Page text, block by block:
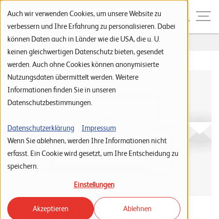
Auch wir verwenden Cookies, um unsere Website zu
verbessern und Ihre Erfahrung zu personalisieren. Dabei
können Daten auch in Länder wie die USA, die u. U.
keinen gleichwertigen Datenschutz bieten, gesendet
werden. Auch ohne Cookies können anonymisierte
Nutzungsdaten übermittelt werden. Weitere
Informationen finden Sie in unseren
Datenschutzbestimmungen.
Datenschutzerklärung
Impressum
Wenn Sie ablehnen, werden Ihre Informationen nicht
erfasst. Ein Cookie wird gesetzt, um Ihre Entscheidung zu
speichern.
Einstellungen
Akzeptieren Ablehnen
Zur Navigation
Zur Suche
Zum Inhalt
Menu
S
t
a
e
i
P
Home ... E-Mail
E-Mail Sicherheit